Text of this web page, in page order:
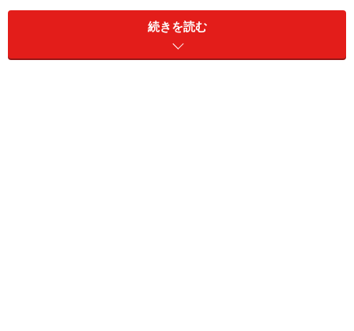
を履き分けたい。
たとえば、通常はスタイリッシュに見えるロングノーズ
続きを読む